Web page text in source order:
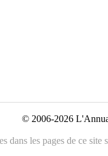
© 2006-2026
dans les pages de ce